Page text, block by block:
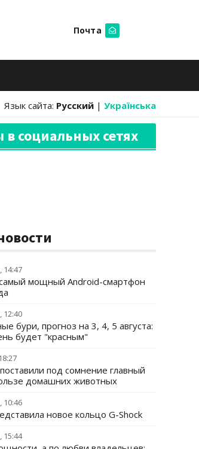
Почта
Язык сайта: Русский | Українська
в социальных сетях
14:47
мощный Android-смартфон
12:40
бури, прогноз на 3, 4, 5 августа:
будет "красным"
под сомнение главный
домашних животных
10:46
новое кольцо G-Shock
15:44